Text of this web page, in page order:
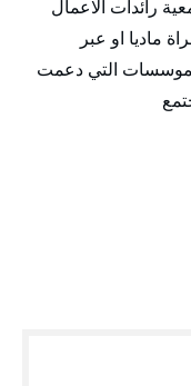
رائدات الاعمال
ماديا او عبر
التي دعمت